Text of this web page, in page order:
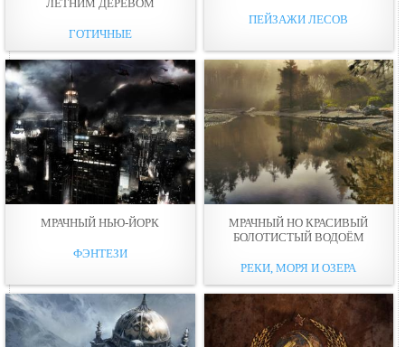
ЛЕТНИМ ДЕРЕВОМ
ГОТИЧНЫЕ
ПЕЙЗАЖИ ЛЕСОВ
МРАЧНЫЙ НЬЮ-ЙОРК
ФЭНТЕЗИ
МРАЧНЫЙ НО КРАСИВЫЙ
БОЛОТИСТЫЙ ВОДОЁМ
РЕКИ, МОРЯ И ОЗЕРА